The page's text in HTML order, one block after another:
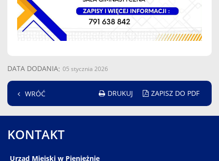
DATA DODANIA 05 stycznia 2026
WRÓĆ DRUKUJ ZAPISZ DO PDF
KONTAKT
Urząd Miejski w Pieniężnie